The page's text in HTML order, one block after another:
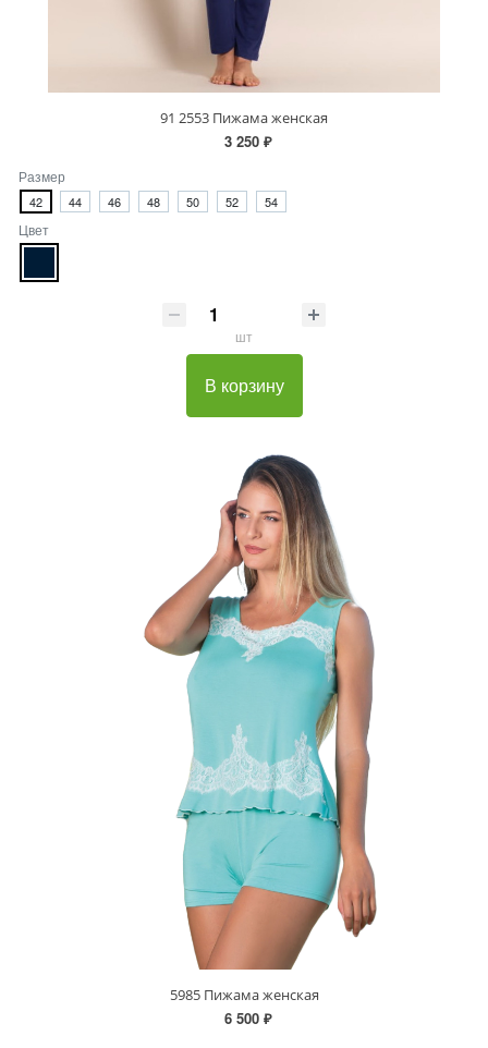
91 2553 Пижама женская
3 250 ₽
Размер
42 44 46 48 50 52 54
Цвет
шт
В корзину
5985 Пижама женская
6 500 ₽